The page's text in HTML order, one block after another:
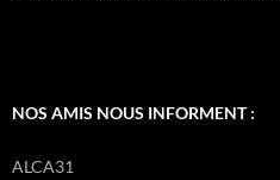
NOS AMIS NOUS INFORMENT :
ALCA31